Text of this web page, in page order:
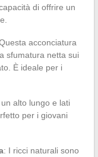
di offrire un
acconciatura
sfumatura netta sui
È ideale per i
alto lungo e lati
per i giovani
: I ricci naturali sono